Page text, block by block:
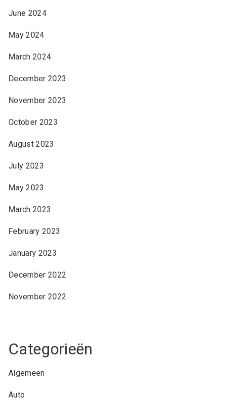
June 2024
May 2024
March 2024
December 2023
November 2023
October 2023
August 2023
July 2023
May 2023
March 2023
February 2023
January 2023
December 2022
November 2022
Categorieën
Algemeen
Auto